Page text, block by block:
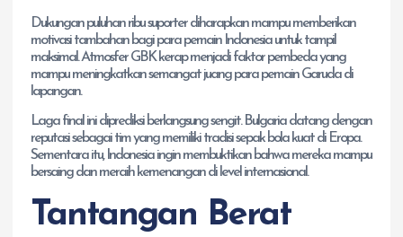
Dukungan puluhan ribu suporter diharapkan mampu memberikan
motivasi tambahan bagi para pemain Indonesia untuk tampil
maksimal. Atmosfer GBK kerap menjadi faktor pembeda yang
mampu meningkatkan semangat juang para pemain Garuda di
lapangan.
Laga final ini diprediksi berlangsung sengit. Bulgaria datang dengan
reputasi sebagai tim yang memiliki tradisi sepak bola kuat di Eropa.
Sementara itu, Indonesia ingin membuktikan bahwa mereka mampu
bersaing dan meraih kemenangan di level internasional.
Tantangan Berat